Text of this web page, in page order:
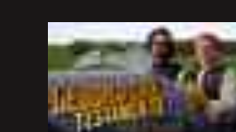
Gymnasieskola
Anpassad
gymnasieskola